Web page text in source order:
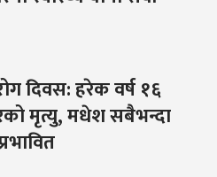
दिवस: हरेक वर्ष १६
मृत्यु, मधेश सबैभन्दा